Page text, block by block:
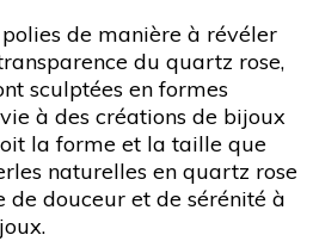
de manière à révéler
du quartz rose,
sculptées en formes
à des créations de bijoux
la forme et la taille que
naturelles en quartz rose
de douceur et de sérénité à